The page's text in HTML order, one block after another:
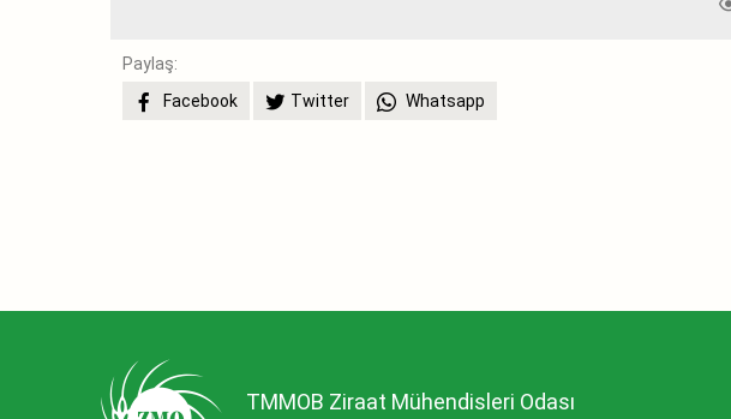
Paylaş:
Facebook
Twitter Whatsapp
TMMOB Ziraat Mühendisleri Odası